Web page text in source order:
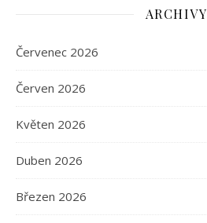
ARCHIVY
Červenec 2026
Červen 2026
Květen 2026
Duben 2026
Březen 2026